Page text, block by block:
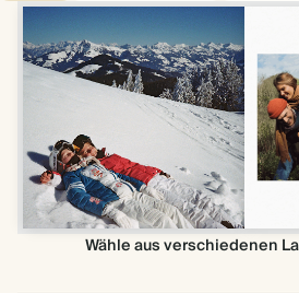
Wähle aus verschiedenen